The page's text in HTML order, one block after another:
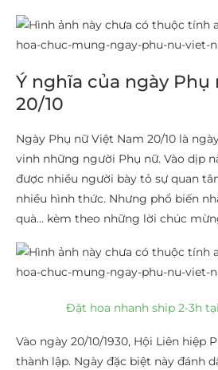
Ý nghĩa của ngày Phụ
20/10
Ngày Phụ nữ Việt Nam 20/10 là
vinh những người Phụ nữ. Vào dịp
được nhiều người bày tỏ sự quan
nhiều hình thức. Nhưng phổ biến
quà… kèm theo những lời chúc
Đặt hoa nhanh ship 2-3h
Vào ngày 20/10/1930, Hội Liên hiệp
thành lập. Ngày đặc biệt này đánh